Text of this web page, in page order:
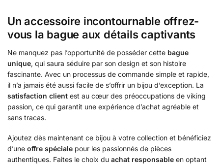
Un accessoire incontournable offrez-
vous la bague aux détails captivants
Ne manquez pas l’opportunité de posséder cette bague
unique, qui saura séduire par son design et son histoire
fascinante. Avec un processus de commande simple et rapide,
il n’a jamais été aussi facile de s’offrir un bijou d’exception. La
satisfaction client est au cœur des préoccupations de viking
passion, ce qui garantit une expérience d’achat agréable et
sans tracas.
Ajoutez dès maintenant ce bijou à votre collection et bénéficiez
d’une offre spéciale pour les passionnés de pièces
authentiques. Faites le choix du achat responsable en optant